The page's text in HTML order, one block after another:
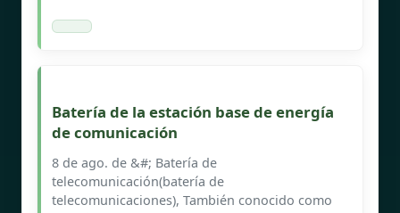
Batería de la estación base de energía
de comunicación
8 de ago. de &#; Batería de
telecomunicación(batería de
telecomunicaciones), También conocido como